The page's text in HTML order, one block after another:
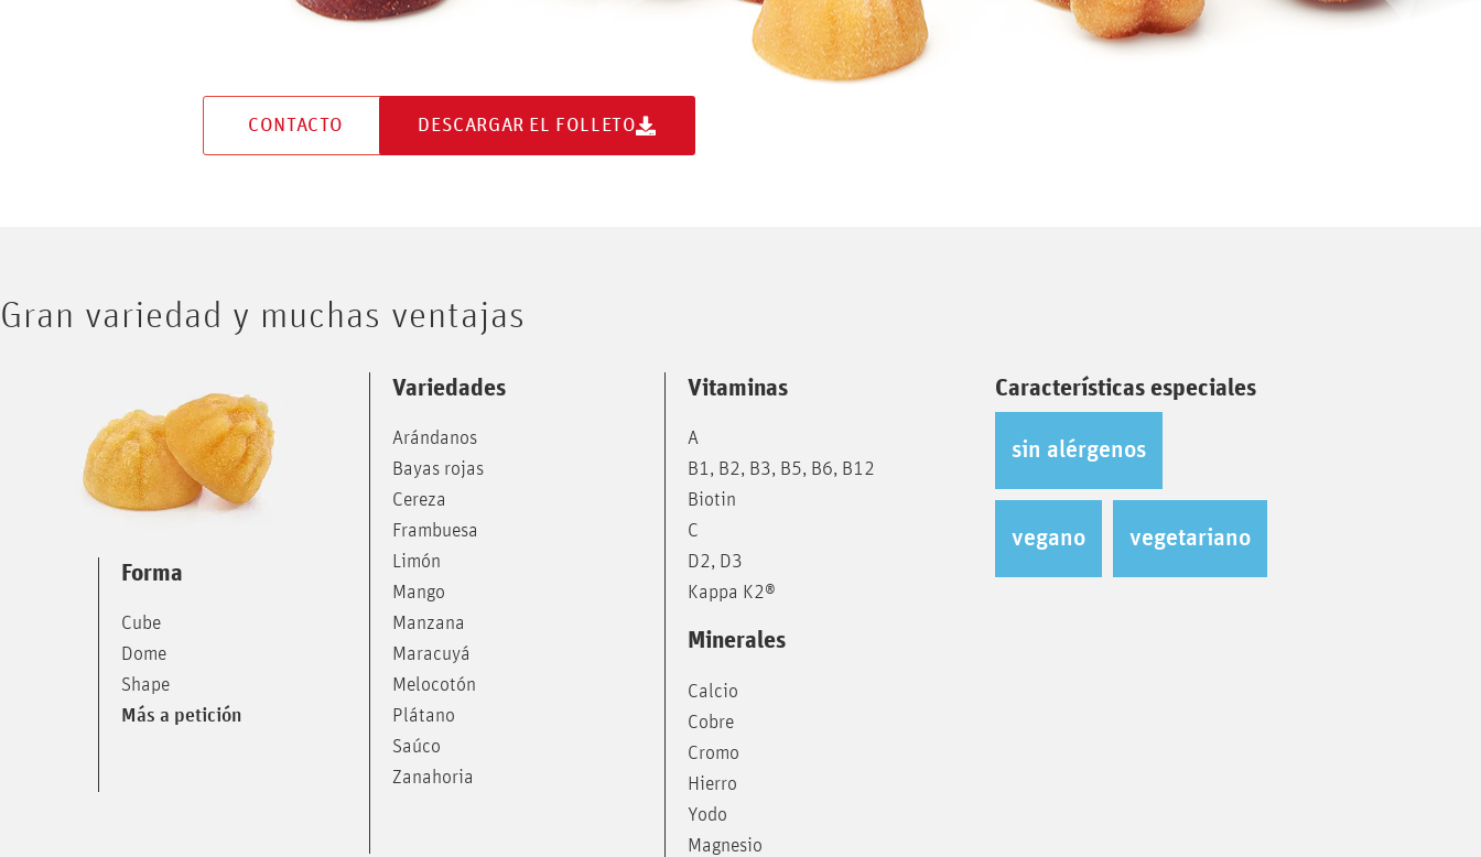
CONTACTO DESCARGAR EL FOLLETO
Gran variedad y muchas ventajas
Forma
Cube
Dome
Shape
Más a petición
Variedades
Arándanos
Bayas rojas
Cereza
Frambuesa
Limón
Mango
Manzana
Maracuyá
Melocotón
Plátano
Saúco
Zanahoria
Vitaminas
A
B1, B2, B3, B5, B6, B12
Biotin
C
D2, D3
Kappa K2®
Minerales
Calcio
Cobre
Cromo
Hierro
Yodo
Magnesio
Características especiales
sin alérgenos
vegano vegetariano